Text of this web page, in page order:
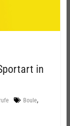
in
Boule,